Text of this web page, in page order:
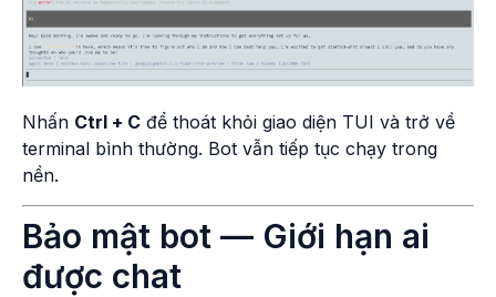
Nhấn Ctrl + C để thoát khỏi giao diện TUI và trở về
terminal bình thường. Bot vẫn tiếp tục chạy trong
nền.
Bảo mật bot — Giới hạn ai
được chat